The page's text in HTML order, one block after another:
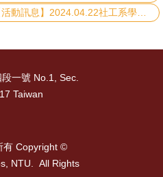
一號 No.1, Sec.
Taiwan
有 Copyright ©
NTU. All Rights